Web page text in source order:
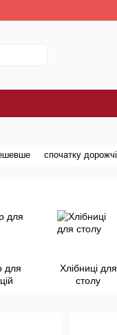
спочатку дорожчі
для
Хлібниці для
столу